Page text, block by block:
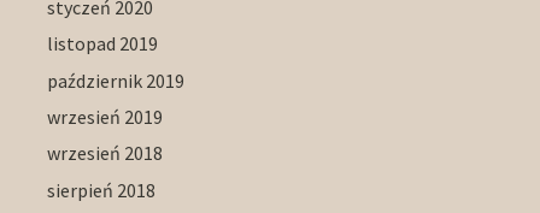
styczeń 2020
listopad 2019
październik 2019
wrzesień 2019
wrzesień 2018
sierpień 2018